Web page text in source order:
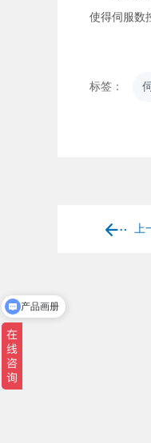
使得伺服数
标签：
上
产品画册